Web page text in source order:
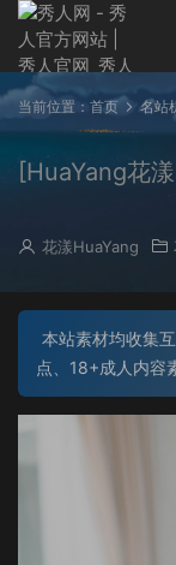
当前位置： 首页 名站
[HuaYang花
花漾HuaYang
本站素材均收集
点、18+成人内容